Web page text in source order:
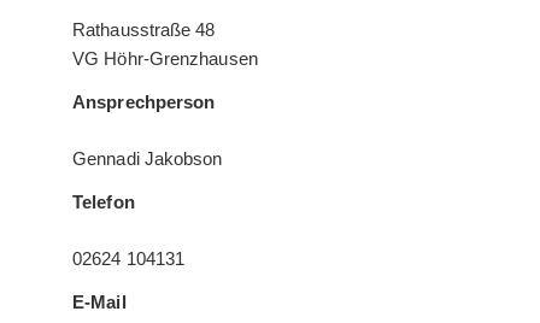
Rathausstraße 48
VG Höhr-Grenzhausen
Ansprechperson
Gennadi Jakobson
Telefon
02624 104131
E-Mail